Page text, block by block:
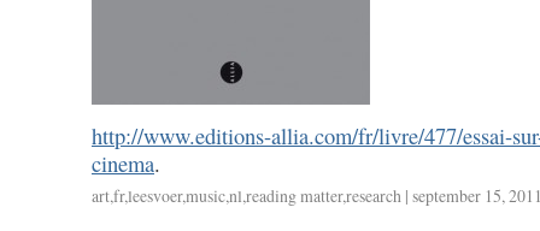
http://www.editions-allia.com/fr/livre/477/essai-
cinema.
art,fr,leesvoer,music,nl,reading matter,research | september 15,